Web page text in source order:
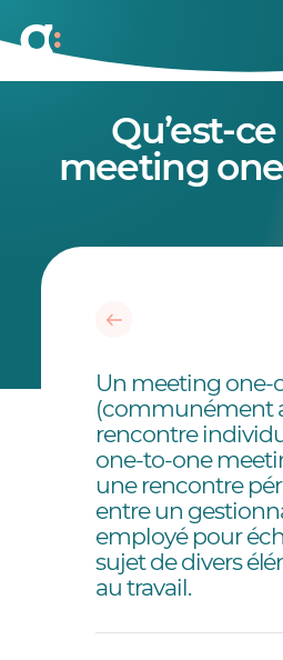
Qu’est-
meeting
Un meeting one-
(communément
rencontre
one-to-one
une rencontre
entre un
employé pour
sujet de divers
au travail.